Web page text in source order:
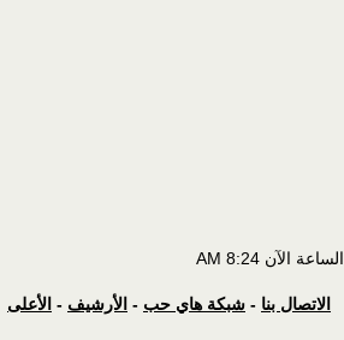
الساعة الآن8:24 AM
الاتصال بنا - شبكة هاي حب - الأرشيف - الأعلى